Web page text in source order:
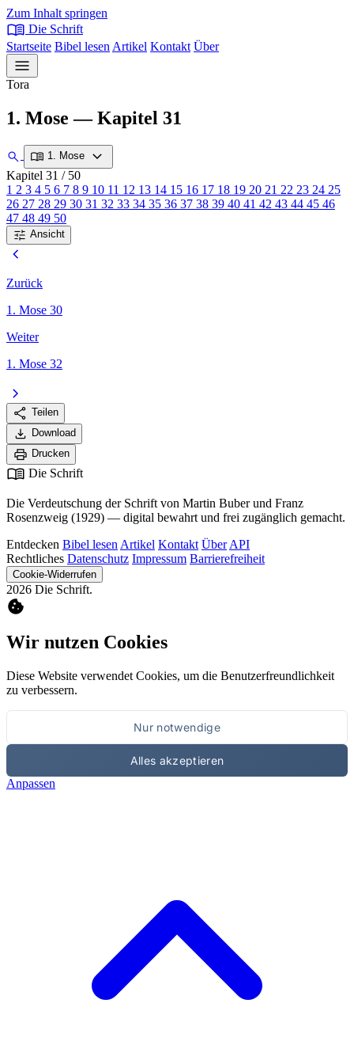
Zum Inhalt springen
menu_book Die Schrift
Startseite Bibel lesen Artikel Kontakt Über
menu
Tora
1. Mose — Kapitel 31
search menu_book 1. Mose expand_more
Kapitel 31 / 50
1 2 3 4 5 6 7 8 9 10 11 12 13 14 15 16 17 18 19 20 21 22 23 24 25
26 27 28 29 30 31 32 33 34 35 36 37 38 39 40 41 42 43 44 45 46
47 48 49 50
tune Ansicht
chevron_left
Zurück
1. Mose 30
Weiter
1. Mose 32
chevron_right
share Teilen
download Download
print Drucken
menu_book Die Schrift
Die Verdeutschung der Schrift von Martin Buber und Franz
Rosenzweig (1929) — digital bewahrt und frei zugänglich gemacht.
Entdecken Bibel lesen Artikel Kontakt Über API
Rechtliches Datenschutz Impressum Barrierefreiheit
Cookie-Widerrufen
2026 Die Schrift.
cookie
Wir nutzen Cookies
Diese Website verwendet Cookies, um die Benutzerfreundlichkeit
zu verbessern.
Nur notwendige
Alles akzeptieren
Anpassen